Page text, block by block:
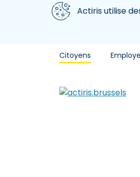
Aller au contenu principal
Nous utilisons des cookies
Actiris utilise
Citoyens